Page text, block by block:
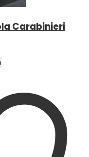
Carabinieri